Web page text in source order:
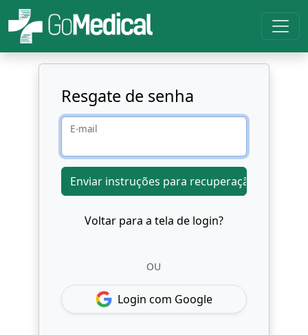
Resgate de senha
E-mail
Voltar para a tela de login?
OU
Login com Google